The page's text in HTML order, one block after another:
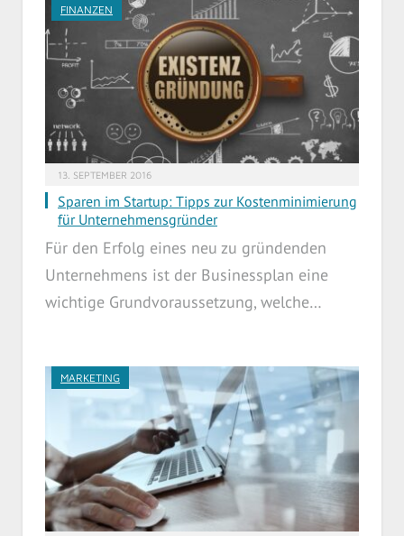
FINANZEN
13. SEPTEMBER 2016
Sparen im Startup: Tipps zur Kostenminimierung
für Unternehmensgründer
Für den Erfolg eines neu zu gründenden
Unternehmens ist der Businessplan eine
wichtige Grundvoraussetzung, welche…
MARKETING